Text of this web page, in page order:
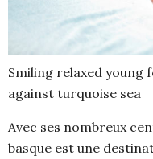
Smiling relaxed young
against turquoise sea
Avec ses nombreux
basque est une